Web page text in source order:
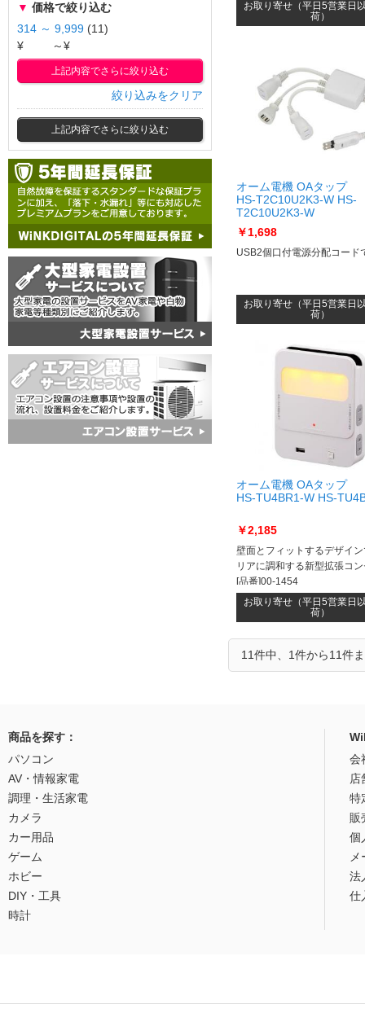
お取り寄せ（平日5営業日
荷）
オーム電機 OAタップ
HS-T2C10U2K3-W HS-
T2C10U2K3-W
￥1,698
USB2個口付電源分配コード
お取り寄せ（平日5営業日
荷）
オーム電機 OAタップ
HS-TU4BR1-W HS-
￥2,185
壁面とフィットするデザイ
リアに調和する新型拡張コ
[品番]00-1454
お取り寄せ（平日5営業日
荷）
11件中、1件から11件
▼ 価格で絞り込む
314 ～ 9,999 (11)
¥
～¥
上記内容でさらに絞り込む
絞り込みをクリア
上記内容でさらに絞り込む
商品を探す：
パソコン
AV・情報家電
調理・生活家電
カメラ
カー用品
ゲーム
ホビー
DIY・工具
時計
会
店
特
販
個
メ
法
仕